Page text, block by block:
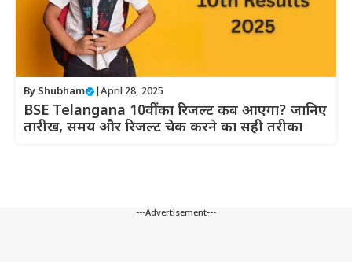
By Shubham April 28, 2025
BSE Telangana 10वीं का रिजल्ट कब आएगा? जानिए
तारीख, समय और रिजल्ट चेक करने का सही तरीका
---Advertisement---